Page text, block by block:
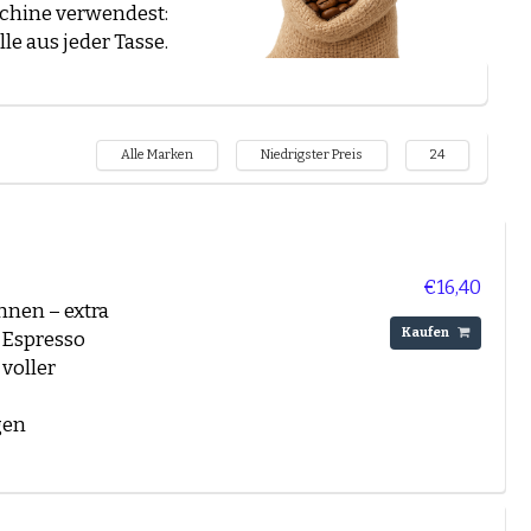
verwendest:
aus jeder Tasse.
Mischungen.
Café Crème?
Marke
Kaffees. Hier
Alle Marken Niedrigster Preis 24
– extra
voller
€16,40
Kaufen